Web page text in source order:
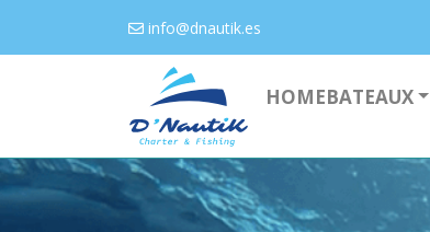
info@dnautik.es
HOMEBATEAUX